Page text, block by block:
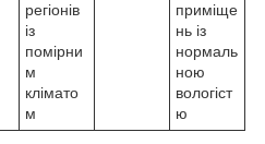
регіонів
із
помірни
м
клімато
м
приміще
нь із
нормаль
ною
вологіст
ю